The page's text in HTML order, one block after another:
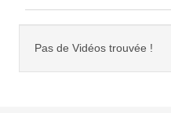
Pas de Vidéos trouvée !